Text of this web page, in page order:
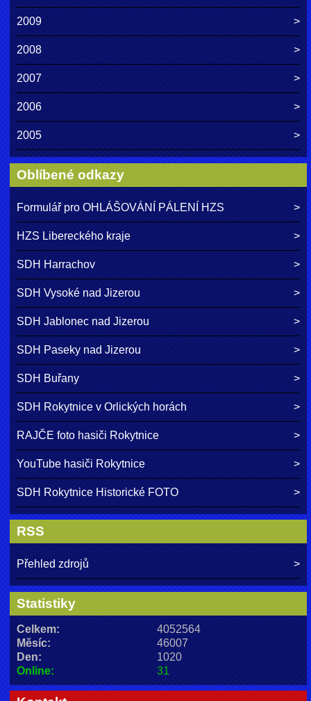
2009
2008
2007
2006
2005
Oblíbené odkazy
Formulář pro OHLÁŠOVÁNÍ PÁLENÍ HZS
HZS Libereckého kraje
SDH Harrachov
SDH Vysoké nad Jizerou
SDH Jablonec nad Jizerou
SDH Paseky nad Jizerou
SDH Buřany
SDH Rokytnice v Orlických horách
RAJČE foto hasiči Rokytnice
YouTube hasiči Rokytnice
SDH Rokytnice Historické FOTO
RSS
Přehled zdrojů
Statistiky
Online: 31
Celkem:
4052564
Měsíc:
46007
Den:
1020